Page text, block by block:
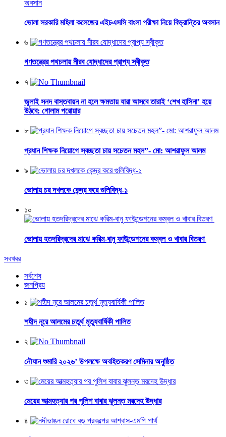
ভোলা সরকারি মহিলা কলেজের এইচএসসি বাংলা পরীক্ষা নিয়ে বিভ্রান্তির অবসান
৬
গণতন্ত্রের পথচলায় নীরব যোদ্ধাদের প্রাপ্য স্বীকৃত
৭
জুলাই সনদ বাস্তবায়ন না হলে ক্ষমতায় যারা আসবে তারাই ‘শেখ হাসিনা’ হয়ে
উঠবে: গোলাম পরোয়ার
৮
প্রধান শিক্ষক নিয়োগে স্বচ্ছতা চায় সচেতন মহল”- মো: আশরাফুল আলম
৯
ভোলায় চর দখলকে কেন্দ্র করে গুলিবিদ্ধ-১
১০
ভোলায় হতদরিদ্রদের মাঝে করিম-বানু ফাউন্ডেশনের কম্বল ও খাবার বিতরণ
সবখবর
সর্বশেষ
জনপ্রিয়
১
শহীদ নূরে আলমের চতুর্থ মৃত্যুবার্ষিকী পালিত
২
নৌযান শুমারি ২০২৬’ উপলক্ষে অবহিতকরণ সেমিনার অনুষ্ঠিত
৩
মেয়ের আত্মহত্যার পর পুলিশ বাবার ঝুলন্ত মরদেহ উদ্ধার
৪